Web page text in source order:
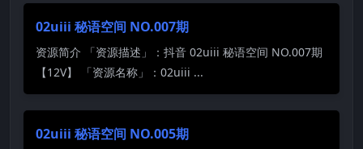
02uiii 秘语空间 NO.007期
资源简介 「资源描述」：抖音 02uiii 秘语空间 NO.007期
【12V】 「资源名称」：02uiii ...
02uiii 秘语空间 NO.005期